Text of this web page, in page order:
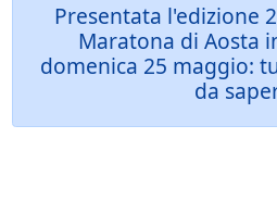
Presentata l'edizione
Maratona di Aosta
domenica 25 maggio:
da